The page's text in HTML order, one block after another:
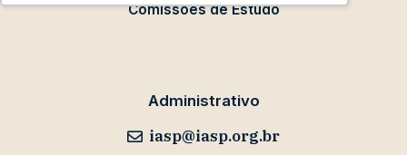
Comissões de Estudo
Administrativo
iasp@iasp.org.br